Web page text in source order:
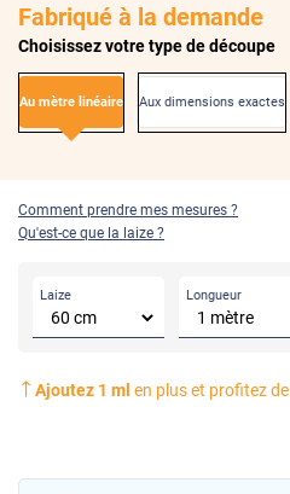
Fabriqué à la demande
Choisissez votre type de découpe
Au mètre linéaire Aux dimensions exactes
Comment prendre mes mesures ?
Qu'est-ce que la laize ?
Laize Longueur
Ajoutez 1 ml en plus et profitez de